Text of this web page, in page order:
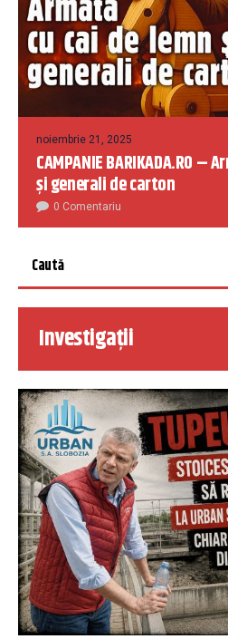
noiembrie 21, 2025
CAMPANIE BARIKADA.RO –
și generali de carton
0 Comentariu
Investigații